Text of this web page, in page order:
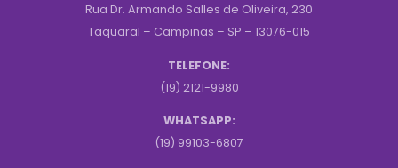
Rua Dr. Armando Salles de Oliveira, 230
Taquaral – Campinas – SP – 13076-015
TELEFONE:
(19) 2121-9980
WHATSAPP:
(19) 99103-6807